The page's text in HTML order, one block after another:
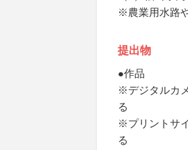
※農業用水路
提出物
●作品
※デジタルカ
る
※プリントサ
る